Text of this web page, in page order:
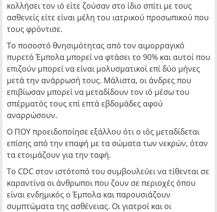
κολλήσει τον ιό είτε ζούσαν στο ίδιο σπίτι με τους
ασθενείς είτε είναι μέλη του ιατρικού προσωπικού που
τους φρόντισε.
Το ποσοστό θνησιμότητας από τον αιμορραγικό
πυρετό Έμπολα μπορεί να φτάσει το 90% και αυτοί που
επιζούν μπορεί να είναι μολυσματικοί επί δύο μήνες
μετά την ανάρρωσή τους. Μάλιστα, οι άνδρες που
επιβίωσαν μπορεί να μεταδίδουν τον ιό μέσω του
σπέρματός τους επί επτά εβδομάδες αφού
αναρρώσουν.
Ο ΠΟΥ προειδοποίησε εξάλλου ότι ο ιός μεταδίδεται
επίσης από την επαφή με τα σώματα των νεκρών, όταν
τα ετοιμάζουν για την ταφή.
Το CDC στον ιστότοπό του συμβουλεύει να τίθενται σε
καραντίνα οι άνθρωποι που ζουν σε περιοχές όπου
είναι ενδημικός ο Έμπολα και παρουσιάζουν
συμπτώματα της ασθένειας. Οι γιατροί και οι